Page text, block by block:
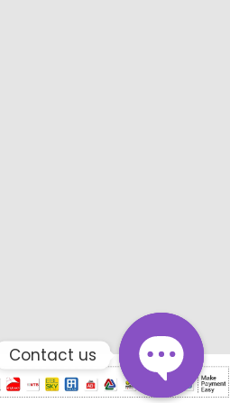
Contact us